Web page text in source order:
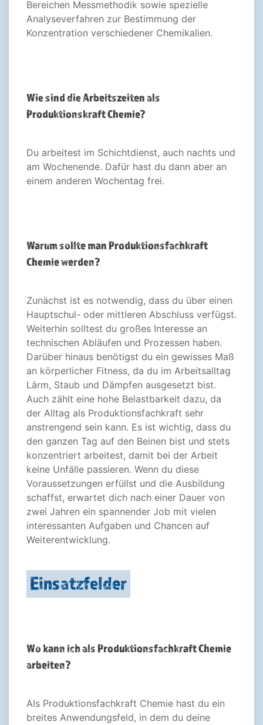
Bereichen Messmethodik sowie spezielle
Analyseverfahren zur Bestimmung der
Konzentration verschiedener Chemikalien.
Wie sind die Arbeitszeiten als
Produktionskraft Chemie?
Du arbeitest im Schichtdienst, auch nachts und
am Wochenende. Dafür hast du dann aber an
einem anderen Wochentag frei.
Warum sollte man Produktionsfachkraft
Chemie werden?
Zunächst ist es notwendig, dass du über einen
Hauptschul- oder mittleren Abschluss verfügst.
Weiterhin solltest du großes Interesse an
technischen Abläufen und Prozessen haben.
Darüber hinaus benötigst du ein gewisses Maß
an körperlicher Fitness, da du im Arbeitsalltag
Lärm, Staub und Dämpfen ausgesetzt bist.
Auch zählt eine hohe Belastbarkeit dazu, da
der Alltag als Produktionsfachkraft sehr
anstrengend sein kann. Es ist wichtig, dass du
den ganzen Tag auf den Beinen bist und stets
konzentriert arbeitest, damit bei der Arbeit
keine Unfälle passieren. Wenn du diese
Voraussetzungen erfüllst und die Ausbildung
schaffst, erwartet dich nach einer Dauer von
zwei Jahren ein spannender Job mit vielen
interessanten Aufgaben und Chancen auf
Weiterentwicklung.
Einsatzfelder
Wo kann ich als Produktionsfachkraft Chemie
arbeiten?
Als Produktionsfachkraft Chemie hast du ein
breites Anwendungsfeld, in dem du deine